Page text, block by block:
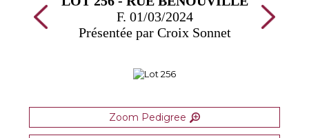
F. 01/03/2024
Présentée par Croix Sonnet
Zoom Pedigree